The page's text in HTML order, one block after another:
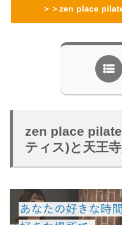
＞＞zen place
zen place
ティス)と天王